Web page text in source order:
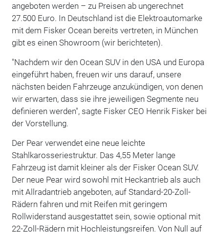
angeboten werden – zu Preisen ab ungerechnet
27.500 Euro. In Deutschland ist die Elektroautomarke
mit dem Fisker Ocean bereits vertreten, in München
gibt es einen Showroom (wir berichteten).
"Nachdem wir den Ocean SUV in den USA und Europa
eingeführt haben, freuen wir uns darauf, unsere
nächsten beiden Fahrzeuge anzukündigen, von denen
wir erwarten, dass sie ihre jeweiligen Segmente neu
definieren werden", sagte Fisker CEO Henrik Fisker bei
der Vorstellung.
Der Pear verwendet eine neue leichte
Stahlkarosseriestruktur. Das 4,55 Meter lange
Fahrzeug ist damit kleiner als der Fisker Ocean SUV.
Der neue Pear wird sowohl mit Heckantrieb als auch
mit Allradantrieb angeboten, auf Standard-20-Zoll-
Rädern fahren und mit Reifen mit geringem
Rollwiderstand ausgestattet sein, sowie optional mit
22-Zoll-Rädern mit Hochleistungsreifen. Von Null auf